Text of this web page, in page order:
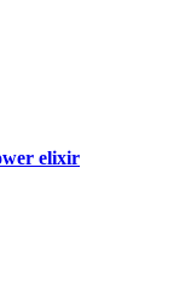
elixir